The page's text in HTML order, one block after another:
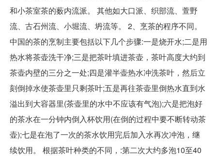
和小茶室茶的薮内流派。 其他如大口派、织部流、萱野
流、古石州流、小堀流、坍流等。 2、烹茶的程序不同。
中国的茶的烹制主要包括以下几个步骤:一是烧开水;二是用
热水将茶壶洗干净;三是把茶叶填进茶壶，茶叶高度大约到
茶壶内壁的三分之一处;四是灌半壶热水冲洗茶叶，然后立
刻倒掉水使茶壶里只剩茶叶;五是再往茶壶里倒热水直到水
溢出到大容器里(茶壶里的水中不应该有气泡);六是把泡好
的茶水在一分钟内倒入杯饮用(在倒的过程中要不断转动茶
壶);七是在泡了一次的茶水饮用完后加入水再次冲泡，继
续饮用。 根据茶叶种类的不同，:第二次大约多泡10至40